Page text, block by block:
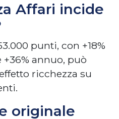
Affari incide
punti, con +18%
annuo, può
ricchezza su
originale